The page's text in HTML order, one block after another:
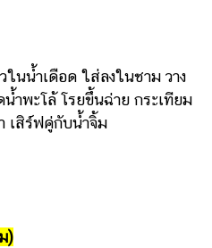
ในน้ำเดือด ใส่ลงในชาม วาง
ำพะโล้ โรยขึ้นฉ่าย กระเทียม
เสิร์ฟคู่กับน้ำจิ้ม
)